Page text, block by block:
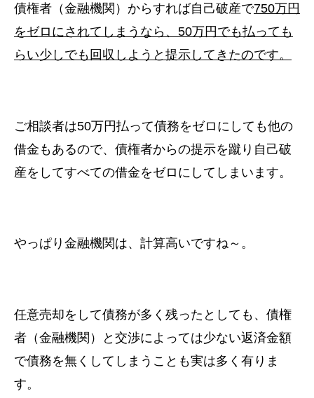
債権者（金融機関）からすれば自己破産で750万円
をゼロにされてしまうなら、 50万円でも払っても
らい少しでも回収しようと提示してきたのです。
ご相談者は50万円払って債務をゼロにしても他の
借金もあるので、債権者からの提示を蹴り 自己破
産をしてすべての借金をゼロにしてしまいます。
やっぱり金融機関は、計算高いですね～。
任意売却をして債務が多く残ったとしても、 債権
者（金融機関）と交渉によっては少ない返済金額
で債務を無くしてしまうことも実は多く有りま
す。